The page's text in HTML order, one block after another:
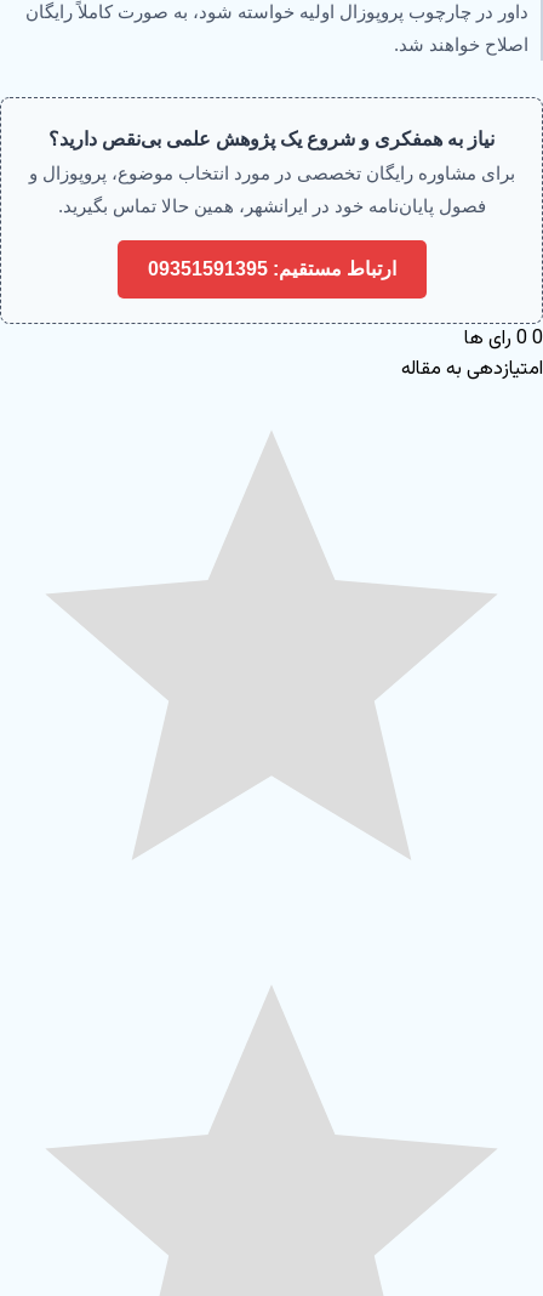
داور در چارچوب پروپوزال اولیه خواسته شود، به صورت کاملاً رایگان
اصلاح خواهند شد.
نیاز به همفکری و شروع یک پژوهش علمی بی‌نقص دارید؟
برای مشاوره رایگان تخصصی در مورد انتخاب موضوع، پروپوزال و
فصول پایان‌نامه خود در ایرانشهر، همین حالا تماس بگیرید.
ارتباط مستقیم: 09351591395
0
0 رای ها
امتیازدهی به مقاله